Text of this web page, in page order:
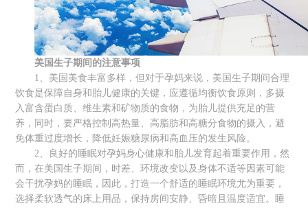
美国生子期间 的注意事项
1、美国美食丰富多样，但对于孕妈来说，美国生子期间合理
饮食是保障自身和胎儿健康的关键，应遵循均衡饮食原则，多摄
入富含蛋白质、维生素和矿物质的食物，为胎儿提供充足的营
养，同时，要严格控制高热量、高脂肪和高糖分食物的摄入，避
免体重过度增长，降低妊娠糖尿病和高血压的发生风险。
2、良好的睡眠对孕妈身心健康和胎儿发育起着重要作用，然
而，在美国生子期间，时差、环境改变以及身体不适等因素可能
会干扰孕妈的睡眠，因此，打造一个舒适的睡眠环境尤为重要，
选择柔软透气的床上用品，保持房间安静、昏暗且温度适宜。睡